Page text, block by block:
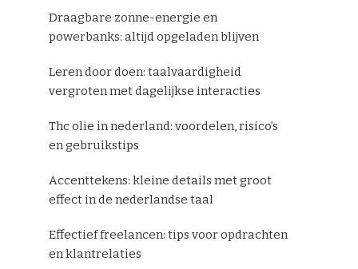
Draagbare zonne-energie en
powerbanks: altijd opgeladen blijven
Leren door doen: taalvaardigheid
vergroten met dagelijkse interacties
Thc olie in nederland: voordelen, risico’s
en gebruikstips
Accenttekens: kleine details met groot
effect in de nederlandse taal
Effectief freelancen: tips voor opdrachten
en klantrelaties